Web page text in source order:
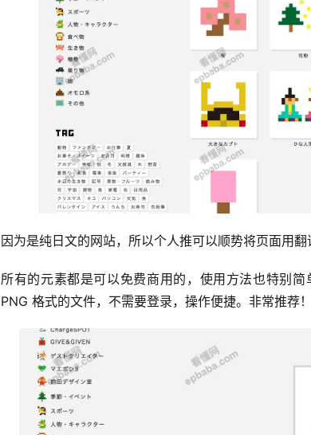
因为是纯日文的网站，所以个人推可以顺势将页面用
所有的元素都是可以免费商用的，使用方法也特别
PNG 格式的文件，不需要登录，操作便捷。非常推荐！